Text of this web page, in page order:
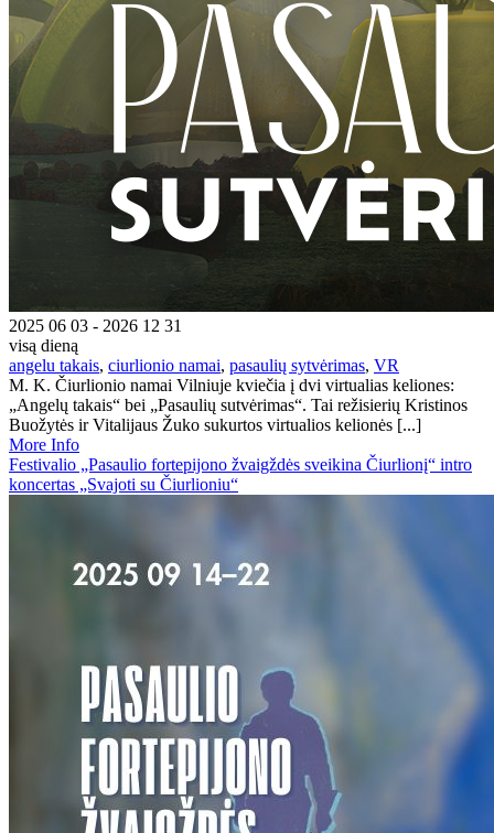
2025 06 03 - 2026 12 31
visą dieną
angelu takais, ciurlionio namai, pasaulių sytvėrimas, VR
M. K. Čiurlionio namai Vilniuje kviečia į dvi virtualias keliones:
„Angelų takais“ bei „Pasaulių sutvėrimas“. Tai režisierių Kristinos
Buožytės ir Vitalijaus Žuko sukurtos virtualios kelionės [...]
More Info
Festivalio „Pasaulio fortepijono žvaigždės sveikina Čiurlionį“ intro
koncertas „Svajoti su Čiurlioniu“